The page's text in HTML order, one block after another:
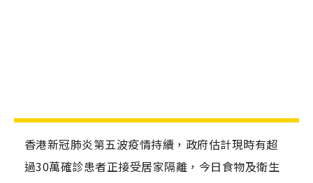
香港新冠肺炎第五波疫情持續，政府估計現時有超
過30萬確診患者正接受居家隔離，今日食物及衛生